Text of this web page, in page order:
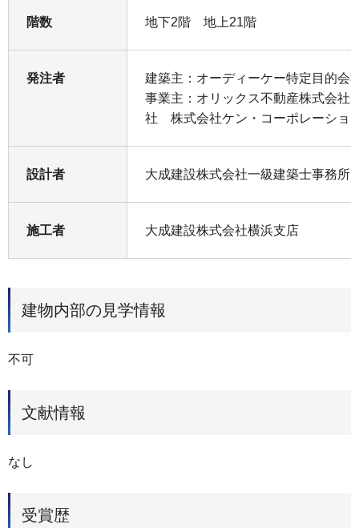
階数 地下2階 地上21階
発注者
建築主：オーディーケー特定目的会
事業主：オリックス不動産株式会
社 株式会社ケン・コーポレーショ
設計者 大成建設株式会社一級建築士事務所
施工者 大成建設株式会社横浜支店
建物内部の見学情報
不可
文献情報
なし
受賞歴